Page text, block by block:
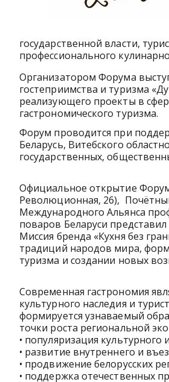
государственной власти,
профессионального
Организатором Форума
гостеприимства и туризма
реализующего проекты в
гастрономического туризма.
Форум проводится при
Беларусь, Витебского
государственных,
Официальное открытие
Революционная, 26),
Международного Альянса
поваров Беларуси
Миссия бренда «Кухня без
традиций народов мира,
туризма и создании новых
Современная гастрономия
культурного наследия и
формируется узнаваемый
точки роста региональной
• популяризация культурного
• развитие внутреннего и
• продвижение белорусских
• поддержка отечественных